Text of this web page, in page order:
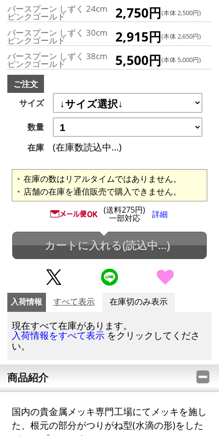
バースプーン しずく 24cm
ピンクゴールド 2,750円(本体 2,500円)
バースプーン しずく 30cm
ピンクゴールド 2,915円(本体 2,650円)
バースプーン しずく 38cm
ピンクゴールド 5,500円(本体 5,000円)
ご注文
サイズ
数量
在庫
(在庫数読込中...)
在庫の数はリアルタイムではありません。
店舗の在庫を通信販売で購入できません。
(送料275円)
一部対応 詳細
カートに入れる(読込中...)
入荷情報 すべて表示 在庫切のみ表示
現在すべて在庫があります。
入荷情報をすべて表示 をクリックしてくださ
い。
商品紹介
国内の貴金属メッキ専門工場にてメッキを施し
た、根元の部分がつりがね型(水滴の形)をした